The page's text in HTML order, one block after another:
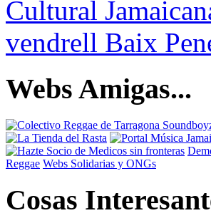
Webs Amigas...
Reggae Webs Solidarias y ONGs
Cosas